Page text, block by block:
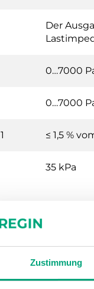
Zustimmung
Der
0…7000
0…7000
≤ 1,5 %
35 kPa
–